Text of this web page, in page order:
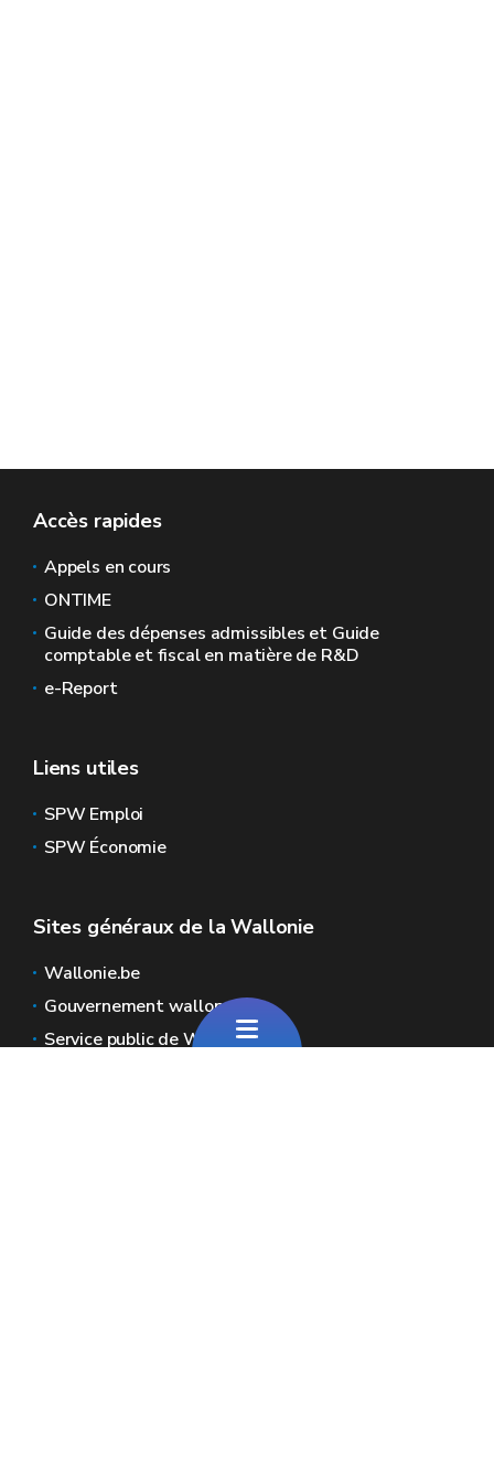
Accès rapides
Appels en cours
ONTIME
Guide des dépenses admissibles et Guide
comptable et fiscal en matière de R&D
e-Report
Liens utiles
SPW Emploi
SPW Économie
Sites généraux de la Wallonie
Wallonie.be
Gouvernement wallon
Service public de Wallonie